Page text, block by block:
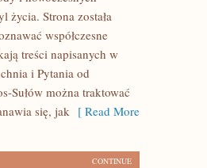
życia. Strona została
współczesne
treści napisanych w
i Pytania od
Sułów można traktować
się, jak [ Read More
CONTINUE